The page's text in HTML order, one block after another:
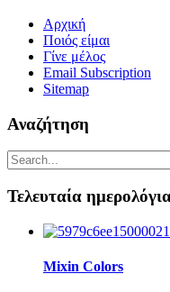
Αρχική
Ποιός είμαι
Γίνε μέλος
Email Subscription
Sitemap
Αναζήτηση
Τελευταία
Mixin Colors